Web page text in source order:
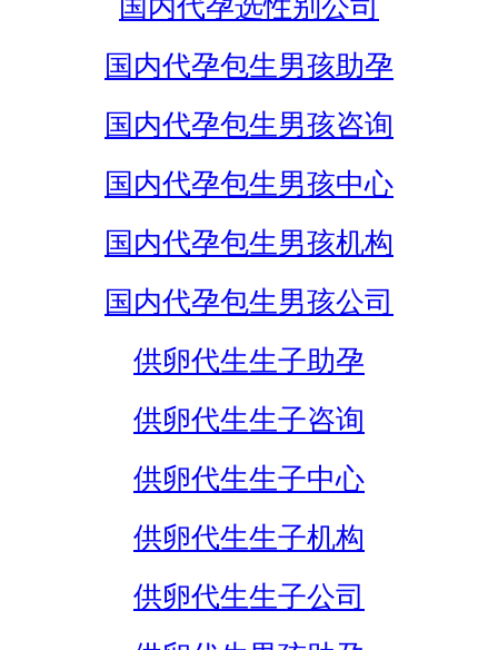
国内代孕选性别公司
国内代孕包生男孩助孕
国内代孕包生男孩咨询
国内代孕包生男孩中心
国内代孕包生男孩机构
国内代孕包生男孩公司
供卵代生生子助孕
供卵代生生子咨询
供卵代生生子中心
供卵代生生子机构
供卵代生生子公司